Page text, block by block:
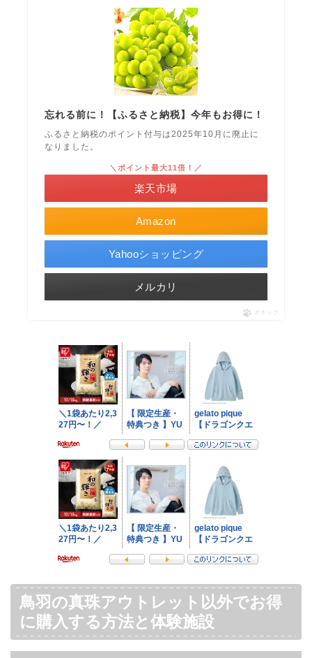
忘れる前に！【ふるさと納税】今年もお得に！
ふるさと納税のポイント付与は2025年10月に廃止に
なりました。
Amazon
＼ポイント最大11倍！／
楽天市場
Yahooショッピング
メルカリ
ポチップ
鳥羽の真珠アウトレット以外でお得
に購入する方法と体験施設